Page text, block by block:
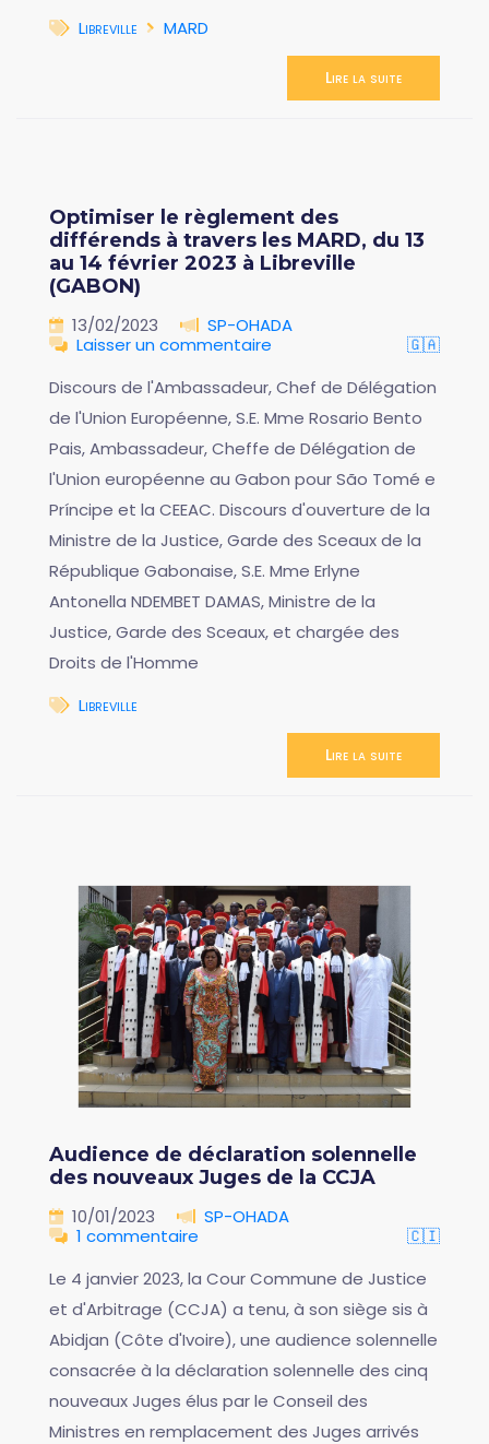
Libreville
MARD
Lire la suite
Optimiser le règlement des
différends à travers les MARD, du 13
au 14 février 2023 à Libreville
(GABON)
13/02/2023
SP-OHADA
Laisser un commentaire
🇬🇦
Discours de l'Ambassadeur, Chef de Délégation
de l'Union Européenne, S.E. Mme Rosario Bento
Pais, Ambassadeur, Cheffe de Délégation de
l'Union européenne au Gabon pour São Tomé e
Príncipe et la CEEAC. Discours d'ouverture de la
Ministre de la Justice, Garde des Sceaux de la
République Gabonaise, S.E. Mme Erlyne
Antonella NDEMBET DAMAS, Ministre de la
Justice, Garde des Sceaux, et chargée des
Droits de l'Homme
Libreville
Lire la suite
Audience de déclaration solennelle
des nouveaux Juges de la CCJA
10/01/2023
SP-OHADA
1 commentaire
🇨🇮
Le 4 janvier 2023, la Cour Commune de Justice
et d'Arbitrage (CCJA) a tenu, à son siège sis à
Abidjan (Côte d'Ivoire), une audience solennelle
consacrée à la déclaration solennelle des cinq
nouveaux Juges élus par le Conseil des
Ministres en remplacement des Juges arrivés